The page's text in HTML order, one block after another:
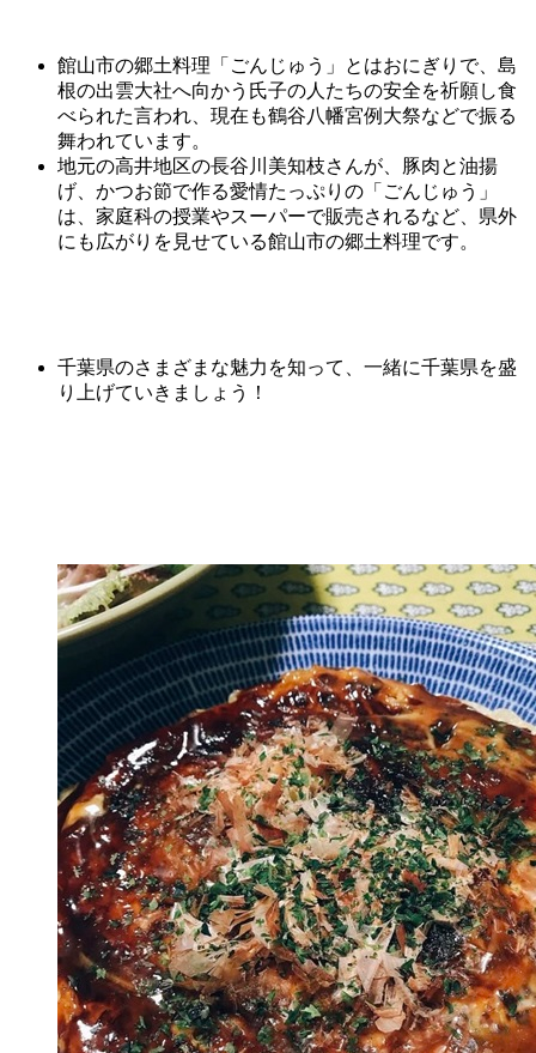
館山市の郷土料理「ごんじゅう」とはおにぎりで、島
根の出雲大社へ向かう氏子の人たちの安全を祈願し食
べられた言われ、現在も鶴谷八幡宮例 大祭などで振る
舞われています。
地元の高井地区の長谷川美知枝さんが、豚肉と油揚
げ、かつお節で作る愛情たっぷりの「ごんじゅう」
は、家庭科の授業やスーパーで販売されるなど、県外
にも広がりを見せている館山市の郷土料理です。
千葉県のさまざまな魅力を知って、一緒に千葉県を盛
り上げていきましょう！